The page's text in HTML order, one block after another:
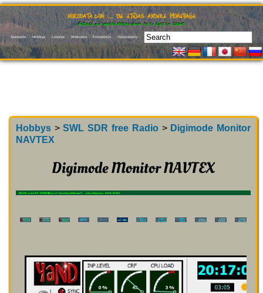
hokodata.com … die etwas andere Homepage
Entdecke eine lebendige Historie ebenso wie die Welt der Zukunft
Startseite Hobbys Lokales Webcams Fotoarchiv Videoarchiv
Hobbys>SWL SDR free Radio> Digimode Monitor
NAVTEX
Digimode Monitor NAVTEX